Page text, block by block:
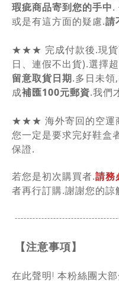
瑕疵商品寄到您的手中.
或是有這方面的疑慮.請
★★★ 完成付款後.現貨
日、連假不出貨).選擇
留意取貨日期.多日未領
成補匯100元郵資.我們
★★★ 海外寄回的空運
您一定是要求完好鞋盒
保證.
若您是初次購買者.請務
者再行訂購.謝謝您的諒
【注意事項】
在此聲明! 本粉絲團大